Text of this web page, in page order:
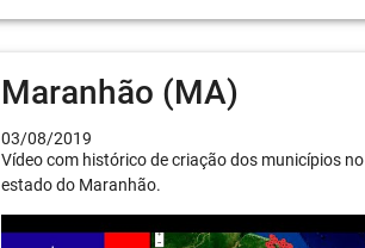
Maranhão (MA)
03/08/2019
Vídeo com histórico de criação dos municípios no
estado do Maranhão.